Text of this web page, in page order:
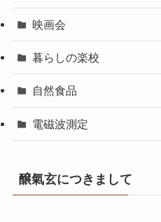
映画会
暮らしの楽校
自然食品
電磁波測定
醸氣玄につきまして